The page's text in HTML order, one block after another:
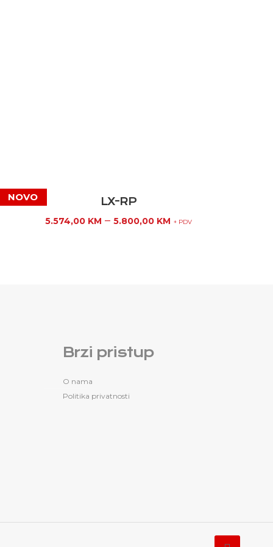
LX-RP
5.574,00 KM –5.800,00 KM + PDV
Brzi pristup
O nama
Politika privatnosti